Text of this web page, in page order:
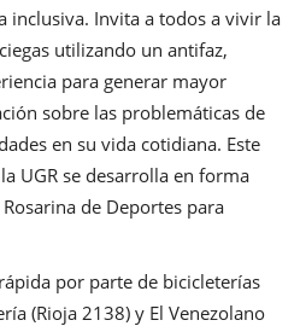
inclusiva. Invita a todos a vivir la
utilizando un antifaz,
para generar mayor
sobre las problemáticas de
en su vida cotidiana. Este
UGR se desarrolla en forma
de Deportes para
por parte de bicicleterías
(Rioja 2138) y El Venezolano